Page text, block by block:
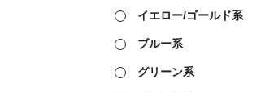
イエロー/ゴールド系
ブルー系
グリーン系